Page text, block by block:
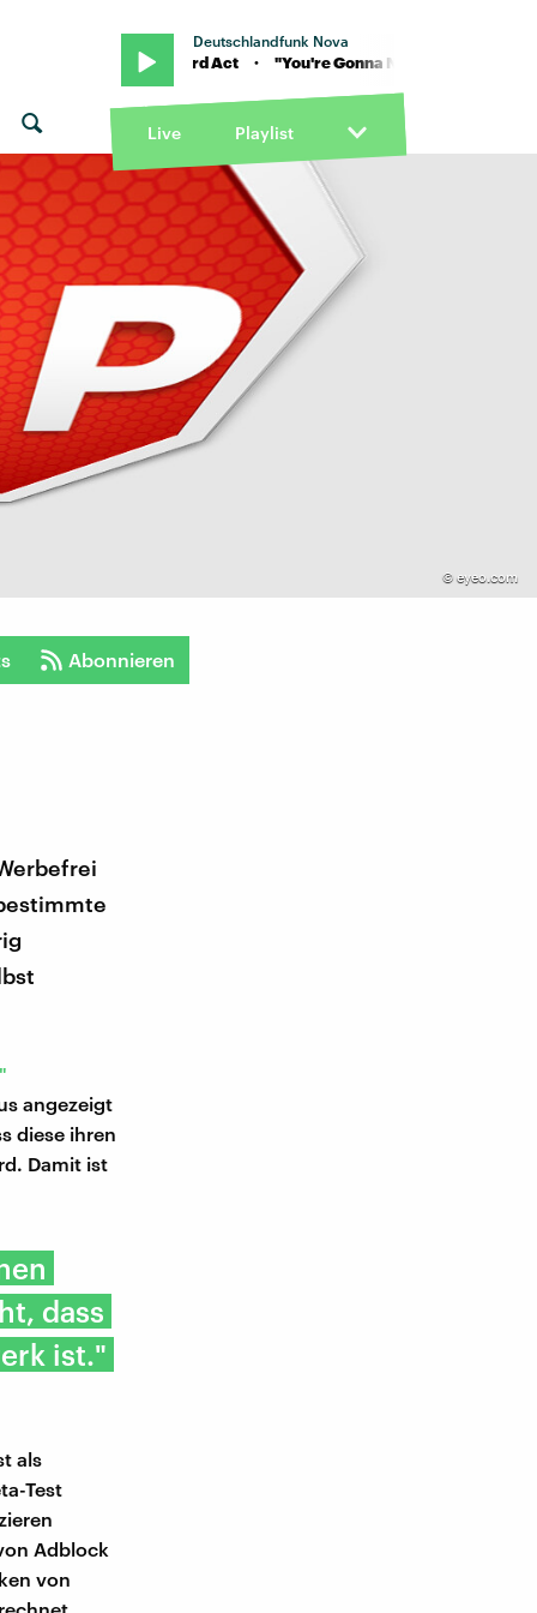
Deutschlandfunk Nova
von Yard Act · "You're Gonna Need A Little Music" von
Live Playlist
© eyeo.com
Abonnieren
angezeigt
diese ihren
Damit ist
dass
ist."
als
Test
Adblock
von